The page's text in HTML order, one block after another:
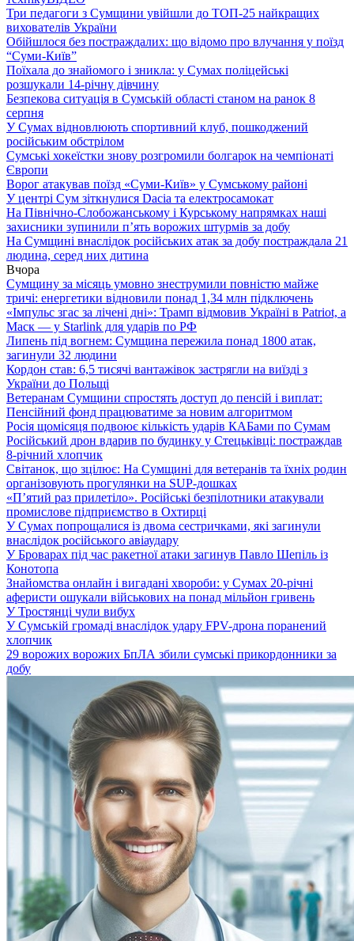
Три педагоги з Сумщини увійшли до ТОП-25 найкращих
вихователів України
Обійшлося без постраждалих: що відомо про влучання у поїзд
“Суми-Київ”
Поїхала до знайомого і зникла: у Сумах поліцейські
розшукали 14-річну дівчину
Безпекова ситуація в Сумській області станом на ранок 8
серпня
У Сумах відновлюють спортивний клуб, пошкоджений
російським обстрілом
Сумські хокеїстки знову розгромили болгарок на чемпіонаті
Європи
Ворог атакував поїзд «Суми-Київ» у Сумському районі
У центрі Сум зіткнулися Dacia та електросамокат
На Північно-Слобожанському і Курському напрямках наші
захисники зупинили п’ять ворожих штурмів за добу
На Сумщині внаслідок російських атак за добу постраждала 21
людина, серед них дитина
Вчора
Сумщину за місяць умовно знеструмили повністю майже
тричі: енергетики відновили понад 1,34 млн підключень
«Імпульс згас за лічені дні»: Трамп відмовив Україні в Patriot, а
Маск — у Starlink для ударів по РФ
Липень під вогнем: Сумщина пережила понад 1800 атак,
загинули 32 людини
Кордон став: 6,5 тисячі вантажівок застрягли на виїзді з
України до Польщі
Ветеранам Сумщини спростять доступ до пенсій і виплат:
Пенсійний фонд працюватиме за новим алгоритмом
Росія щомісяця подвоює кількість ударів КАБами по Сумам
Російський дрон вдарив по будинку у Стецьківці: постраждав
8-річний хлопчик
Світанок, що зцілює: На Сумщині для ветеранів та їхніх родин
організовують прогулянки на SUP-дошках
«П’ятий раз прилетіло». Російські безпілотники атакували
промислове підприємство в Охтирці
У Сумах попрощалися із двома сестричками, які загинули
внаслідок російського авіаудару
У Броварах під час ракетної атаки загинув Павло Шепіль із
Конотопа
Знайомства онлайн і вигадані хвороби: у Сумах 20-річні
аферисти ошукали військових на понад мільйон гривень
У Тростянці чули вибух
У Сумській громаді внаслідок удару FPV-дрона поранений
хлопчик
29 ворожих ворожих БпЛА збили сумські прикордонники за
добу